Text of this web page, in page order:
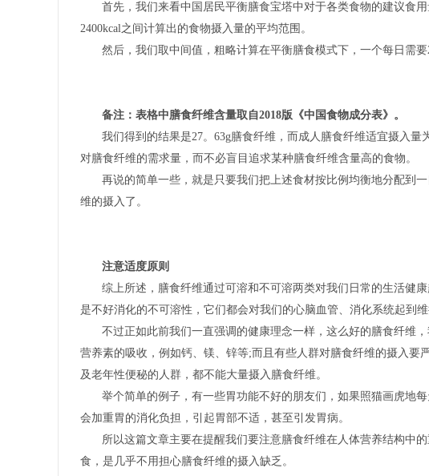
首先，我们来看中国居民平衡膳食宝塔中对于各类食物的建议食
2400kcal之间计算出的食物摄入量的平均范围。
然后，我们取中间值，粗略计算在平衡膳食模式下，一个每日需
备注：表格中膳食纤维含量取自2018版《中国食物成分表》。
我们得到的结果是27。63g膳食纤维，而成人膳食纤维适宜摄入
对膳食纤维的需求量，而不必盲目追求某种膳食纤维含量高的食物。
再说的简单一些，就是只要我们把上述食材按比例均衡地分配到
维的摄入了。
注意适度原则
综上所述，膳食纤维通过可溶和不可溶两类对我们日常的生活健
是不好消化的不可溶性，它们都会对我们的心脑血管、消化系统起到维
不过正如此前我们一直强调的健康理念一样，这么好的膳食纤维
营养素的吸收，例如钙、镁、锌等;而且有些人群对膳食纤维的摄入要
及老年性便秘的人群，都不能大量摄入膳食纤维。
举个简单的例子，有一些胃功能不好的朋友们，如果照猫画虎地
会加重胃的消化负担，引起胃部不适，甚至引发胃病。
所以这篇文章主要在提醒我们要注意膳食纤维在人体营养结构中
食，是几乎不用担心膳食纤维的摄入缺乏。